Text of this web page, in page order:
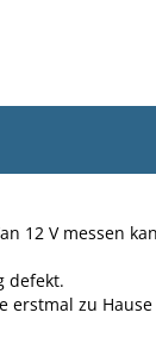
12 V messen
defekt.
erstmal zu